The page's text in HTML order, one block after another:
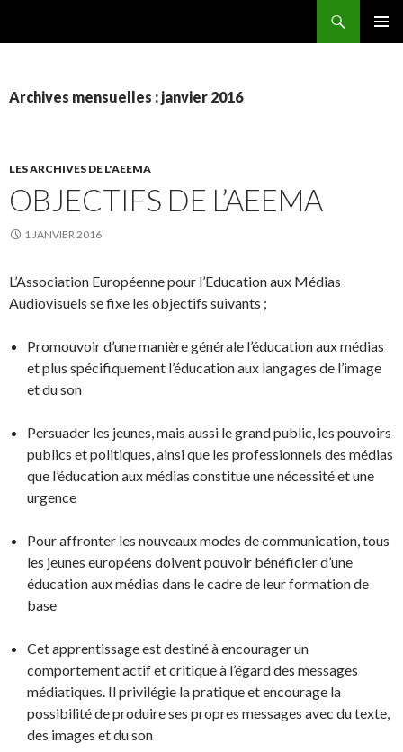
Archives mensuelles : janvier 2016
LES ARCHIVES DE L'AEEMA
OBJECTIFS DE L’AEEMA
1 JANVIER 2016
L’Association Européenne pour l’Education aux Médias
Audiovisuels se fixe les objectifs suivants ;
Promouvoir d’une manière générale l’éducation aux médias
et plus spécifiquement l’éducation aux langages de l’image
et du son
Persuader les jeunes, mais aussi le grand public, les pouvoirs
publics et politiques, ainsi que les professionnels des médias
que l’éducation aux médias constitue une nécessité et une
urgence
Pour affronter les nouveaux modes de communication, tous
les jeunes européens doivent pouvoir bénéficier d’une
éducation aux médias dans le cadre de leur formation de
base
Cet apprentissage est destiné à encourager un
comportement actif et critique à l’égard des messages
médiatiques. Il privilégie la pratique et encourage la
possibilité de produire ses propres messages avec du texte,
des images et du son